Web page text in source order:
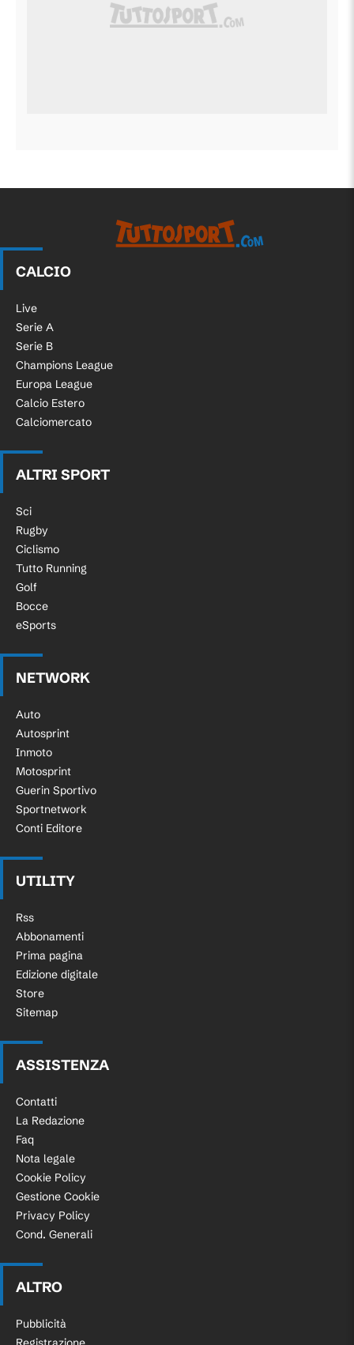
CALCIO
Live
Serie A
Serie B
Champions League
Europa League
Calcio Estero
Calciomercato
ALTRI SPORT
Sci
Rugby
Ciclismo
Tutto Running
Golf
Bocce
eSports
NETWORK
Auto
Autosprint
Inmoto
Motosprint
Guerin Sportivo
Sportnetwork
Conti Editore
UTILITY
Rss
Abbonamenti
Prima pagina
Edizione digitale
Store
Sitemap
ASSISTENZA
Contatti
La Redazione
Faq
Nota legale
Cookie Policy
Gestione Cookie
Privacy Policy
Cond. Generali
ALTRO
Pubblicità